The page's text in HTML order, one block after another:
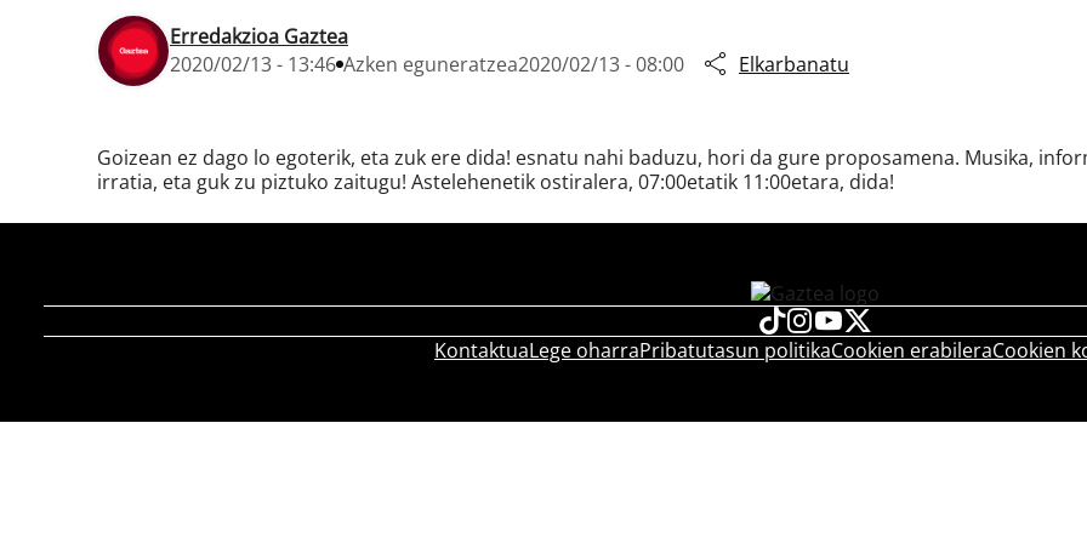
Erredakzioa Gaztea
2020/02/13 - 13:46 Azken eguneratzea2020/02/13 - 08:00 Elkarbanatu
Goizean ez dago lo egoterik, eta zuk ere dida! esnatu nahi baduzu, hori da gure proposamena. Musika,
irratia, eta guk zu piztuko zaitugu! Astelehenetik ostiralera, 07:00etatik 11:00etara, dida!
KontaktuaLege oharraPribatutasun politikaCookien erabileraCookien